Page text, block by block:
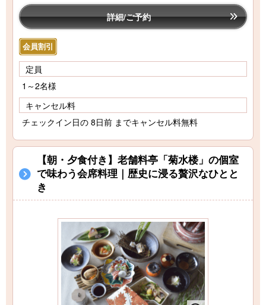
詳細/ご予約
会員割引
定員
1～2名様
キャンセル料
チェックイン日の 8日前 までキャンセル料無料
【朝・夕食付き】老舗料亭「菊水楼」の個室
で味わう会席料理｜歴史に浸る贅沢なひとと
き